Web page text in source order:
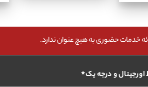
خدمات حضوری به هیچ عنوان ندارد.
و درجه یک*